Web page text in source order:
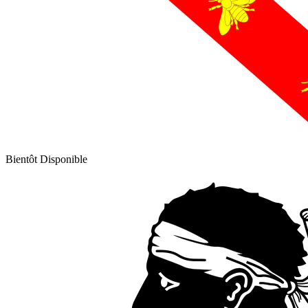
Bientôt Disponible